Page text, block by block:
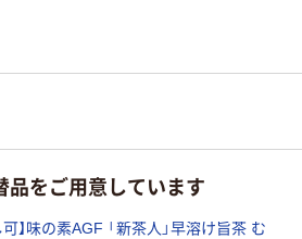
品をご用意しています
可】味の素AGF 「新茶人」早溶け旨茶 む